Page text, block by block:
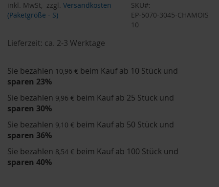
inkl. MwSt, zzgl. Versandkosten
(Paketgröße - S)
SKU
EP-5070-3045-CHAMOIS
10
Lieferzeit: ca. 2-3 Werktage
Sie bezahlen 10,96 € beim Kauf ab 10 Stück und
sparen 23%
Sie bezahlen 9,96 € beim Kauf ab 25 Stück und
sparen 30%
Sie bezahlen 9,10 € beim Kauf ab 50 Stück und
sparen 36%
Sie bezahlen 8,54 € beim Kauf ab 100 Stück und
sparen 40%